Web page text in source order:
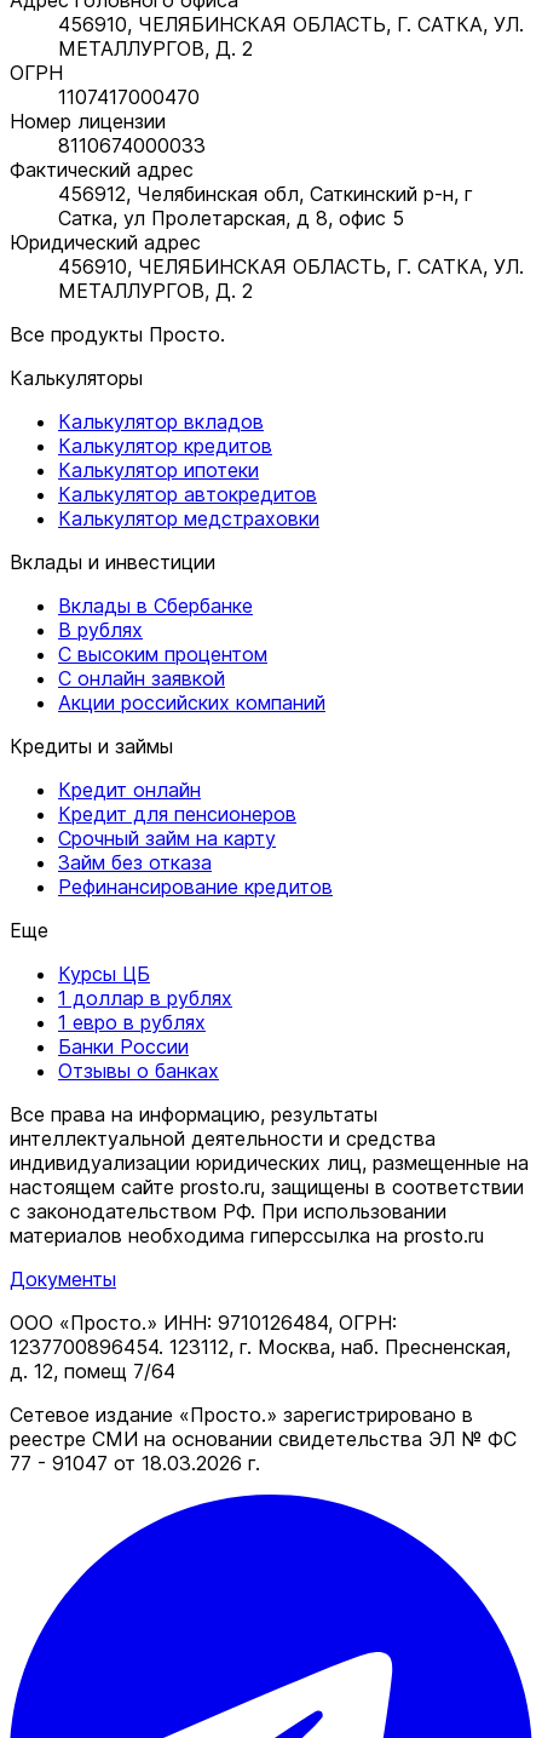
456910, ЧЕЛЯБИНСКАЯ ОБЛАСТЬ, Г. САТКА, УЛ.
МЕТАЛЛУРГОВ, Д. 2
ОГРН
1107417000470
Номер лицензии
8110674000033
Фактический адрес
456912, Челябинская обл, Саткинский р-н, г
Сатка, ул Пролетарская, д 8, офис 5
Юридический адрес
456910, ЧЕЛЯБИНСКАЯ ОБЛАСТЬ, Г. САТКА, УЛ.
МЕТАЛЛУРГОВ, Д. 2
Все продукты Просто.
Калькуляторы
Калькулятор вкладов
Калькулятор кредитов
Калькулятор ипотеки
Калькулятор автокредитов
Калькулятор медстраховки
Вклады и инвестиции
Вклады в Сбербанке
В рублях
С высоким процентом
С онлайн заявкой
Акции российских компаний
Кредиты и займы
Кредит онлайн
Кредит для пенсионеров
Срочный займ на карту
Займ без отказа
Рефинансирование кредитов
Еще
Курсы ЦБ
1 доллар в рублях
1 евро в рублях
Банки России
Отзывы о банках
Все права на информацию, результаты
интеллектуальной деятельности и средства
индивидуализации юридических лиц, размещенные на
настоящем сайте prosto.ru, защищены в соответствии
c законодательством РФ. При использовании
материалов необходима гиперссылка на prosto.ru
Документы
ООО «Просто.» ИНН: 9710126484, ОГРН:
1237700896454. 123112, г. Москва, наб. Пресненская,
д. 12, помещ 7/64
Сетевое издание «Просто.» зарегистрировано в
реестре СМИ на основании свидетельства ЭЛ № ФС
77 - 91047 от 18.03.2026 г.